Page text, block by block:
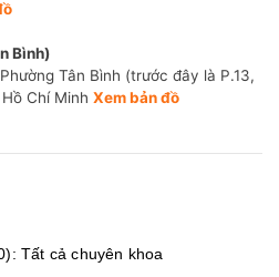
Bình)
Tân Bình (trước đây là P.13,
Chí Minh Xem bản đồ
Tất cả chuyên khoa